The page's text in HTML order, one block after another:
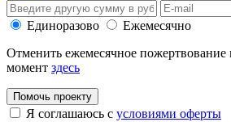
Единоразово
Ежемесячно
Отменить ежемесячное
момент здесь
Помочь проекту
Я соглашаюсь с условиями оферты